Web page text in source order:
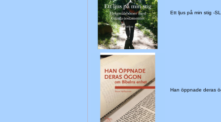
Ett ljus på min stig -
Han öppnade deras